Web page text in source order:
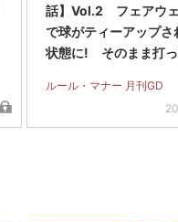
話】Vol.2 フェアウ
で球がティーアップさ
状態に! そのまま打っ
ルール・マナー 月刊GD